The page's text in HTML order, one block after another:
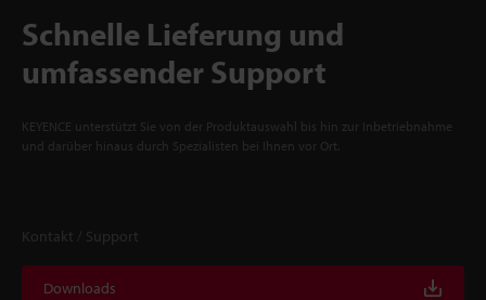
Schnelle Lieferung und
umfassender Support
KEYENCE unterstützt Sie von der Produktauswahl bis hin zur Inbetriebnahme
und darüber hinaus durch Spezialisten bei Ihnen vor Ort.
Kontakt / Support
Downloads